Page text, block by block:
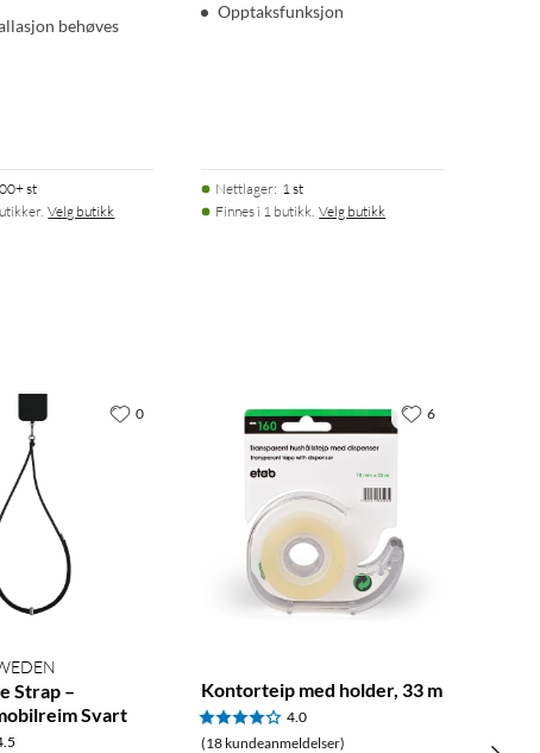
behøves
st
Velg butikk
Opptaksfunksjon
Nettlager: 1 st
Finnes i 1 butikk. Velg butikk
Strap –
Svart
0
Kontorteip med holder, 33 m
4.0
(18 kundeanmeldelser)
6